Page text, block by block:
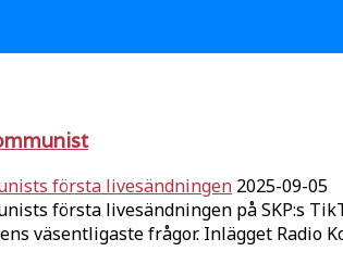
första livesändningen 2025-09-05
första livesändningen på SKP:s
väsentligaste frågor. Inlägget Radio